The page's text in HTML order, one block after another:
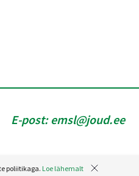
E-post:emsl@joud.ee
poliitikaga. Loe lähemalt